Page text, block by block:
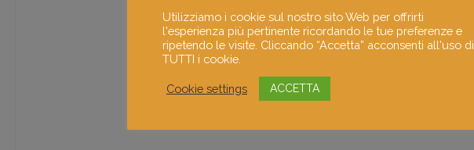
Utilizziamo i cookie sul nostro sito Web per offrirti
l'esperienza più pertinente ricordando le tue preferenze e
ripetendo le visite. Cliccando “Accetta” acconsenti all'uso di
TUTTI i cookie.
Cookie settings ACCETTA